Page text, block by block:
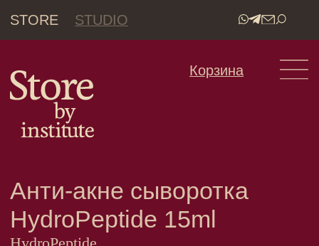
STORE STUDIO
•
Анти-акне сыворотка